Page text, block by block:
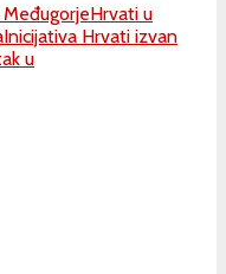
Hrvati u
Inicijativa Hrvati izvan
u